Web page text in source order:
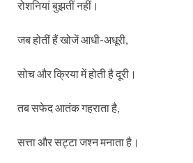
रोशनियां बुझतीं नहीं।
जब होतीं हैं खोजें आधी-अधूरी,
सोच और क्रिया में होती है दूरी।
तब सफेद आतंक गहराता है,
सत्ता और सट्टा जश्न मनाता है।